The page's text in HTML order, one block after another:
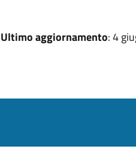
Ultimo aggiornamento: 4